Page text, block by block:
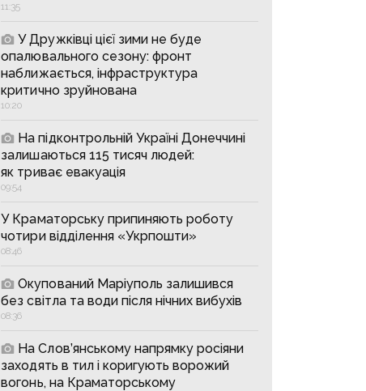
11:35
У Дружківці цієї зими не буде
опалювального сезону: фронт
наближається, інфраструктура
критично зруйнована
10:20
На підконтрольній Україні Донеччині
залишаються 115 тисяч людей:
як триває евакуація
09:54
У Краматорську припиняють роботу
чотири відділення «Укрпошти»
08:46
Окупований Маріуполь залишився
без світла та води після нічних вибухів
08:36
На Слов’янському напрямку росіяни
заходять в тил і коригують ворожий
вогонь, на Краматорському